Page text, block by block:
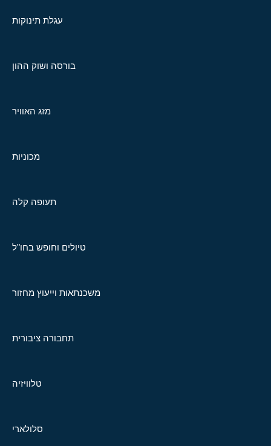
עגלת תינוקות
בורסה ושוק ההון
מזג האוויר
מכוניות
תעופה קלה
טיולים וחופש בחו"ל
משכנתאות וייעוץ מחזור
תחבורה ציבורית
טלוויזיה
סלולארי